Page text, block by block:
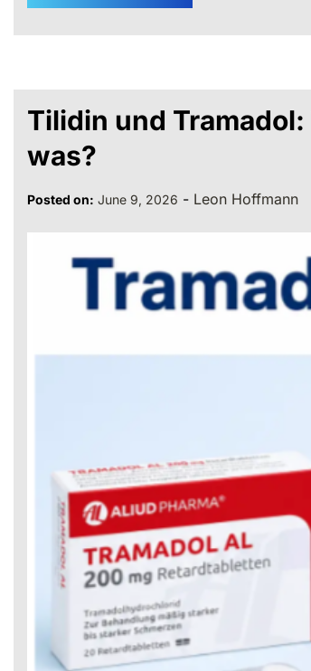
Tilidin und
was?
Posted on: June 9, 2026 - Leon Hoffmann